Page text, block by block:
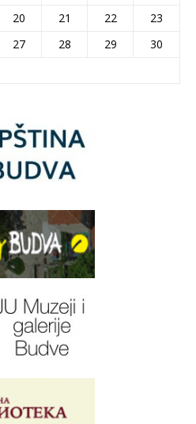
20 21 22
23
27 28 29
30